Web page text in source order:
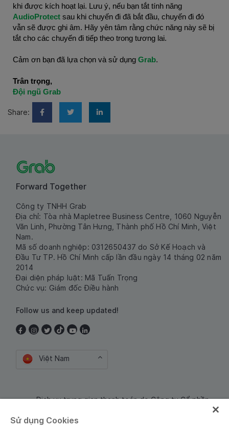
khi được kích hoạt lại. Lưu ý, nếu bạn tắt tính năng
AudioProtect sau khi chuyến đi đã bắt đầu, chuyến đi đó
vẫn sẽ được ghi âm. Hãy yên tâm rằng chức năng này sẽ bị
tắt cho các chuyến đi tiếp theo trong tương lai.
Cảm ơn bạn đã lựa chọn và sử dụng Grab.
Trân trọng,
Đội ngũ Grab
Share:
Forward Together
Công ty TNHH Grab
Địa chỉ: Tòa nhà Mapletree Business Centre, 1060 Nguyễn
Văn Linh, Phường Tân Hưng, Thành phố Hồ Chí Minh, Việt
Nam.
Mã số doanh nghiệp: 0312650437 do Sở Kế Hoạch và
Đầu Tư TP. Hồ Chí Minh cấp lần đầu ngày 14 tháng 02 năm
2014
Đại diện pháp luật: Mã Tuấn Trọng
Chức vụ: Giám đốc Điều hành
Follow us and keep updated!
Việt Nam
Dịch vụ trung gian thanh toán do Công ty Cổ phần
Sử dụng Cookies